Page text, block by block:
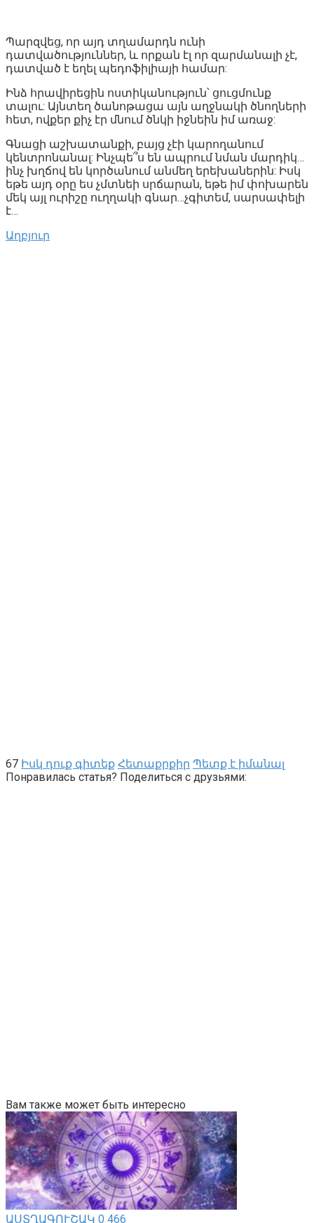
Պարզվեց, որ այդ տղամարդն ունի
դատվածություններ, և որքան էլ որ զարմանալի չէ,
դատված է եղել պեդոֆիլիայի համար:
Ինձ հրավիրեցին ոստիկանություն՝ ցուցմունք
տալու: Այնտեղ ծանոթացա այն աղջնակի ծնողների
հետ, ովքեր քիչ էր մնում ծնկի իջնեին իմ առաջ:
Գնացի աշխատանքի, բայց չէի կարողանում
կենտրոնանալ: Ինչպե՞ս են ապրում նման մարդիկ…
ինչ խղճով են կործանում անմեղ երեխաներին: Իսկ
եթե այդ օրը ես չմտնեի սրճարան, եթե իմ փոխարեն
մեկ այլ ուրիշը ուղղակի գնար…չգիտեմ, սարսափելի
է…
Աղբյուր
67 Իսկ դուք գիտեք Հետաքրքիր Պետք է իմանալ
Понравилась статья? Поделиться с друзьями:
Вам также может быть интересно
ԱՍՏՂԱԳՈՒՇԱԿ 0 466